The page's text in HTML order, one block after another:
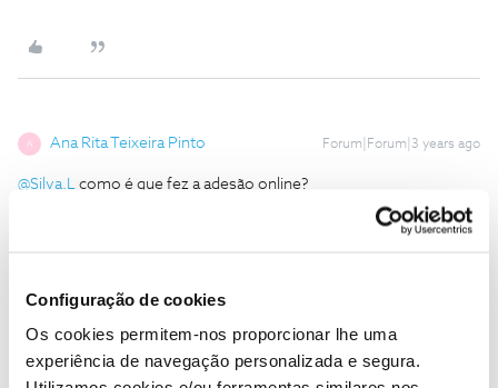
Configuração de cookies
Os cookies permitem-nos proporcionar lhe uma
experiência de navegação personalizada e segura.
A Ana Rita Teixeira Pinto Forum|Forum|3 years ago
@Silva.L como é que fez a adesão online?
João H. Forum|Forum|3 years ago
Boa tarde @Ana Rita Teixeira Pinto